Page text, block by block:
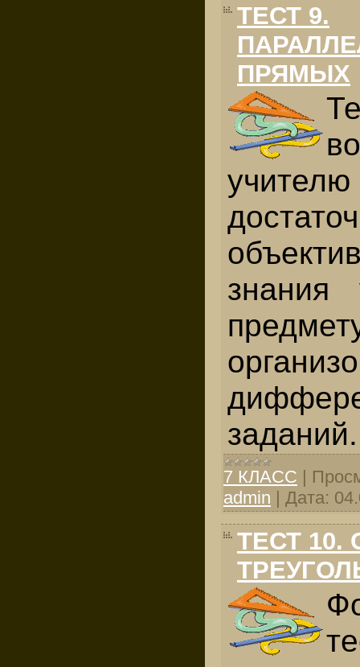
ТЕСТ 9.
ПРЯМЫХ
знания
заданий.
7 КЛАСС |
admin | Дата:
ТЕСТ